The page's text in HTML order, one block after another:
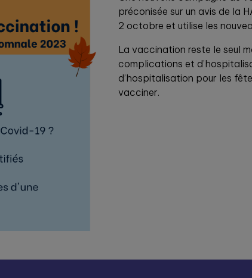
préconisée sur un avis de la
2 octobre et utilise les
La vaccination reste le seul
complications et
d’hospitalisation pour les
vacciner.